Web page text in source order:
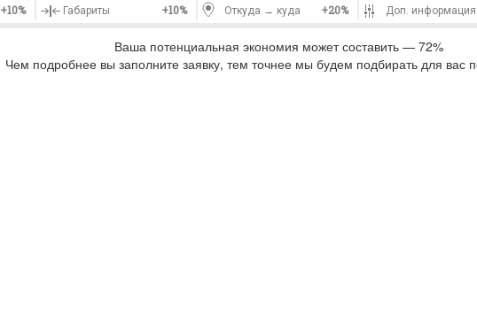
+10% Габариты +10% Откуда → куда +20% Доп. информация
Ваша потенциальная экономия может составить — 72%
Чем подробнее вы заполните заявку, тем точнее мы будем подбирать для вас